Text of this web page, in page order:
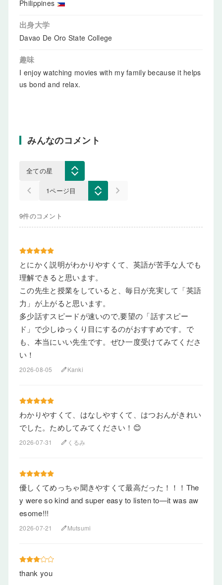
Philippines
出身大学
Davao De Oro State College
趣味
I enjoy watching movies with my family because it helps
us bond and relax.
みんなのコメント
keyboard_arrow_left keyboard_arrow_right
9件のコメント
とにかく説明がわかりやすくて、英語が苦手な人でも
理解できると思います。
この先生と授業をしていると、毎日が充実して「英語
力」が上がると思います。
多少話すスピードが速いので,要望の「話すスピー
ド」で少しゆっくり目にするのがおすすめです。で
も、本当にいい先生です。ぜひ一度受けてみてくださ
い！
2026-08-05 editKanki
わかりやすくて、はなしやすくて、はつおんがきれい
でした。ためしてみてください！😊
2026-07-31 edit くるみ
優しくてめっちゃ聞きやすくて最高だった！！！The
y were so kind and super easy to listen to—it was aw
esome!!!
2026-07-21 editMutsumi
thank you